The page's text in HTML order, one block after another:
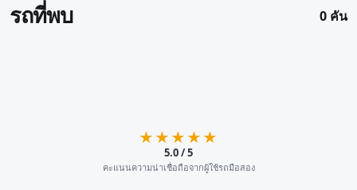
รถที่พบ 0 คัน
★★★★★
5.0 / 5
คะแนนความน่าเชื่อถือจากผู้ใช้รถมือสอง